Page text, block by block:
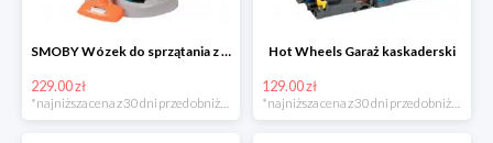
SMOBY Wózek do sprzątania z odkurzaczem
229.00 zł
Hot Wheels Garaż kaskaderski
129.00 zł